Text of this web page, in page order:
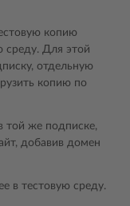
копию
среду. Для этой
отдельную
копию по
той же подписке,
добавив домен
в тестовую среду.